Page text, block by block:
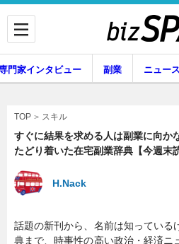
副業
門家インタビュー 副業 ニュース
TOP スキル
すぐに結果を求める人は副業に向か
たどり着いた在宅副業辞典【今週末
H.Nack
話題の新刊から、名前は知っている
典まで、時事性の高い政治・経済ニ